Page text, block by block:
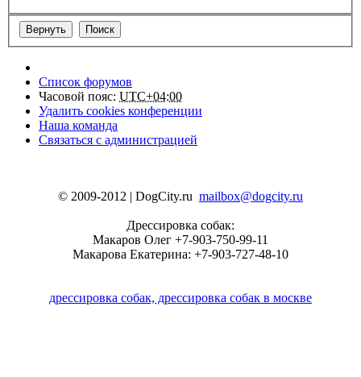
Список форумов
Часовой пояс: UTC+04:00
Удалить cookies конференции
Наша команда
Связаться с администрацией
© 2009-2012 | DogCity.ru mailbox@dogcity.ru
Дрессировка собак:
Макаров Олег +7-903-750-99-11
Макарова Екатерина: +7-903-727-48-10
дрессировка собак, дрессировка собак в москве